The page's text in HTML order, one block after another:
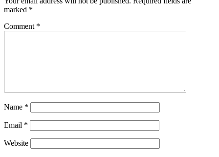
marked *
Comment *
Name *
Email *
Website